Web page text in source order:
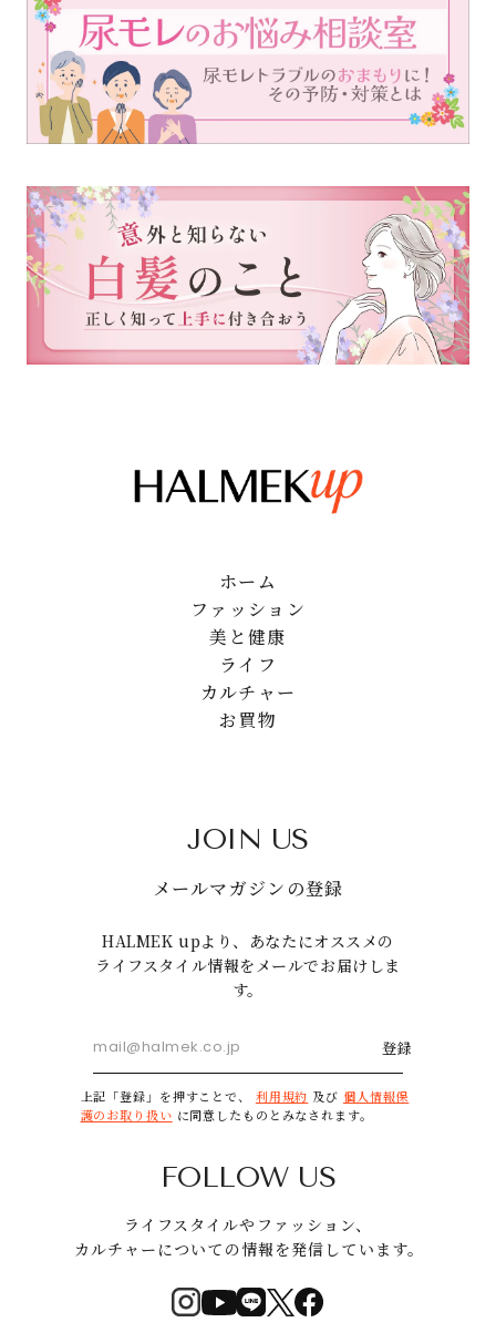
ホーム
ファッション
美と健康
ライフ
カルチャー
お買物
JOIN US
メールマガジンの登録
HALMEK upより、あなたにオススメの
ライフスタイル情報をメールでお届けしま
す。
登録
上記「登録」を押すことで、 利用規約 及び 個人情報保
護のお取り扱い に同意したものとみなされます。
FOLLOW US
ライフスタイルやファッション、
カルチャーについての情報を発信しています。